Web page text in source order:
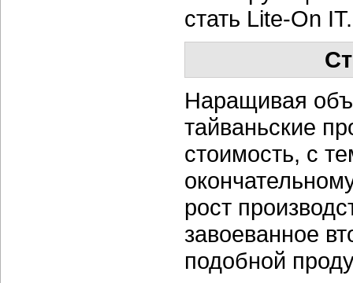
стать Lite-On IT.
Наращивая
тайваньские
стоимость, с
рост
завоеванное
подобной